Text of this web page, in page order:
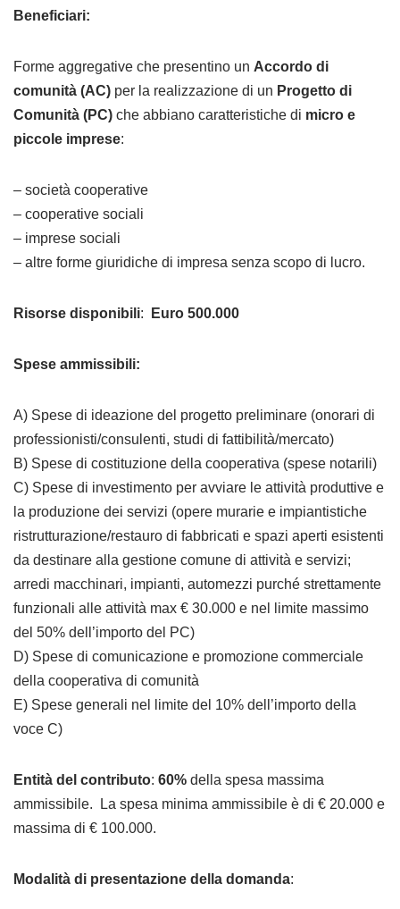
Beneficiari:
Forme aggregative che presentino un Accordo di
comunità (AC) per la realizzazione di un Progetto di
Comunità (PC) che abbiano caratteristiche di micro e
piccole imprese:
– società cooperative
– cooperative sociali
– imprese sociali
– altre forme giuridiche di impresa senza scopo di lucro.
Risorse disponibili: Euro 500.000
Spese ammissibili:
A) Spese di ideazione del progetto preliminare (onorari di
professionisti/consulenti, studi di fattibilità/mercato)
B) Spese di costituzione della cooperativa (spese notarili)
C) Spese di investimento per avviare le attività produttive e
la produzione dei servizi (opere murarie e impiantistiche
ristrutturazione/restauro di fabbricati e spazi aperti esistenti
da destinare alla gestione comune di attività e servizi;
arredi macchinari, impianti, automezzi purché strettamente
funzionali alle attività max € 30.000 e nel limite massimo
del 50% dell’importo del PC)
D) Spese di comunicazione e promozione commerciale
della cooperativa di comunità
E) Spese generali nel limite del 10% dell’importo della
voce C)
Entità del contributo: 60% della spesa massima
ammissibile. La spesa minima ammissibile è di € 20.000 e
massima di € 100.000.
Modalità di presentazione della domanda: